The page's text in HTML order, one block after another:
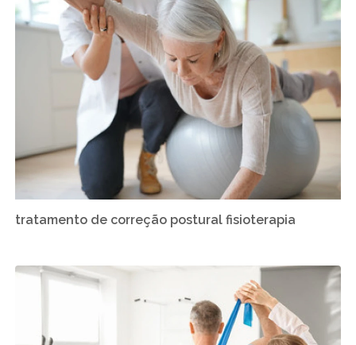
tratamento de correção postural fisioterapia